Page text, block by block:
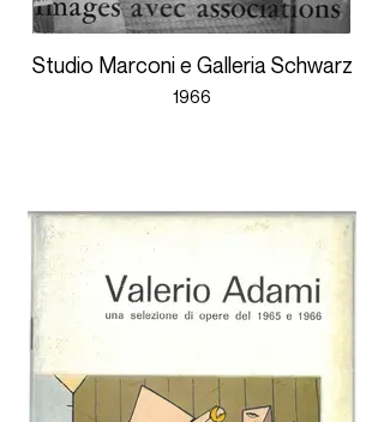
Studio Marconi e Galleria Schwarz
1966